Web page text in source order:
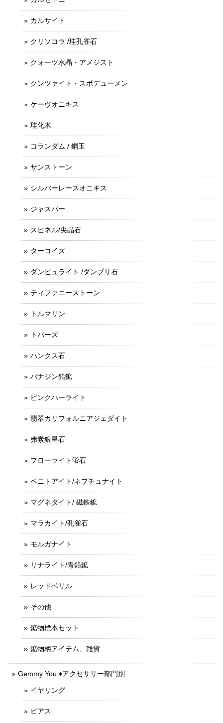
カルサイト
クリソコラ /珪孔雀石
クォーツ水晶・アメジスト
クンツァイト・スポデューメン
ケーヴオニキス
珪化木
コランダム / 鋼玉
サンストーン
シルバーレースオニキス
ジャスパー
スピネル/尖晶石
ターコイズ
ダンビュライト /ダンブリ石
ティファニーストーン
トルマリン
トパーズ
ハンクス石
バナジン鉛鉱
ピンクハーライト
翡翠カリフォルニアジェダイト
弗素銀星石
フローライト蛍石
ベニトアイト/ネプチュナイト
マグネタイト/ 磁鉄鉱
マラカイト/孔雀石
モルガナイト
リナライト/青鉛鉱
レッドベリル
その他
鉱物標本セット
鉱物柄アイテム、雑貨
Gemmy You ♦︎アクセサリー部門別
イヤリング
ピアス